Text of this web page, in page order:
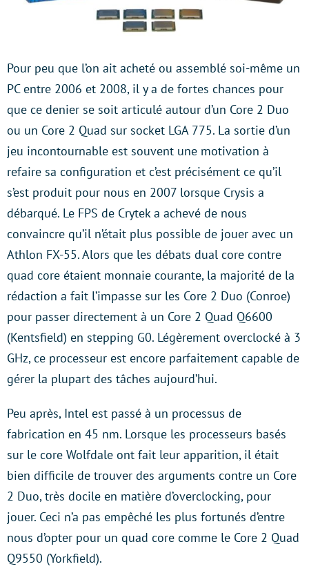
Pour peu que l’on ait acheté ou assemblé soi-même un
PC entre 2006 et 2008, il y a de fortes chances pour
que ce denier se soit articulé autour d’un Core 2 Duo
ou un Core 2 Quad sur socket LGA 775. La sortie d’un
jeu incontournable est souvent une motivation à
refaire sa configuration et c’est précisément ce qu’il
s’est produit pour nous en 2007 lorsque Crysis a
débarqué. Le FPS de Crytek a achevé de nous
convaincre qu’il n’était plus possible de jouer avec un
Athlon FX-55. Alors que les débats dual core contre
quad core étaient monnaie courante, la majorité de la
rédaction a fait l’impasse sur les Core 2 Duo (Conroe)
pour passer directement à un Core 2 Quad Q6600
(Kentsfield) en stepping G0. Légèrement overclocké à 3
GHz, ce processeur est encore parfaitement capable de
gérer la plupart des tâches aujourd’hui.
Peu après, Intel est passé à un processus de
fabrication en 45 nm. Lorsque les processeurs basés
sur le core Wolfdale ont fait leur apparition, il était
bien difficile de trouver des arguments contre un Core
2 Duo, très docile en matière d’overclocking, pour
jouer. Ceci n’a pas empêché les plus fortunés d’entre
nous d’opter pour un quad core comme le Core 2 Quad
Q9550 (Yorkfield).